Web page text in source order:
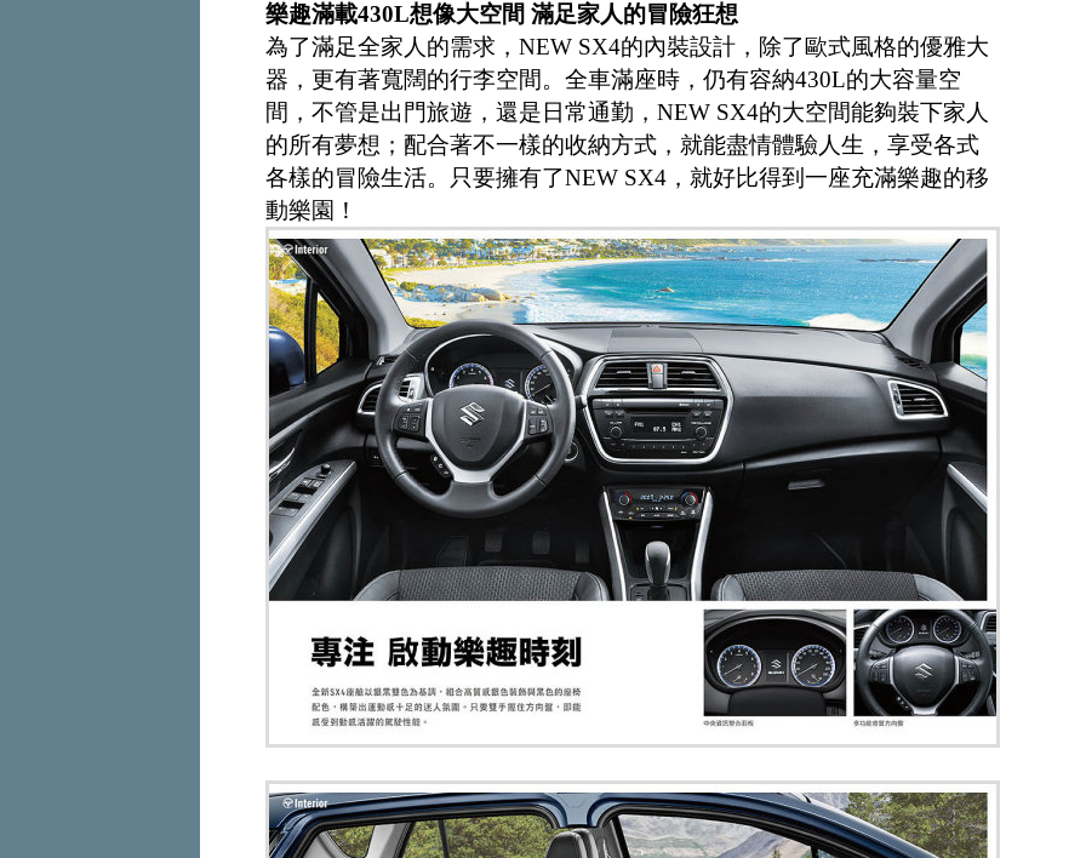
樂趣滿載430L想像大空間 滿足家人的冒險狂想
為了滿足全家人的需求，NEW SX4的內裝設計，除了歐式風格的優雅大
器，更有著寬闊的行李空間。全車滿座時，仍有容納430L的大容量空
間，不管是出門旅遊，還是日常通勤，NEW SX4的大空間能夠裝下家人
的所有夢想；配合著不一樣的收納方式，就能盡情體驗人生，享受各式
各樣的冒險生活。只要擁有了NEW SX4，就好比得到一座充滿樂趣的移
動樂園！